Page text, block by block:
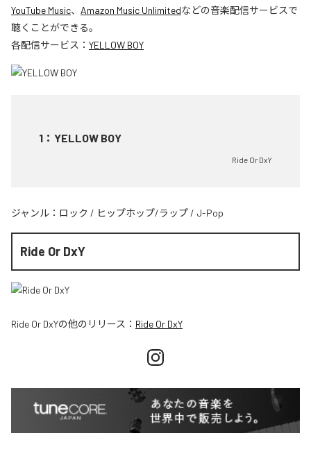
YouTube Music、 Amazon Music Unlimitedなどの音楽配信サービスで
聴くことができる。
各配信サービス： YELLOW BOY
1 ： YELLOW BOY
Ride Or DxY
ジャンル： ロック / ヒップホップ/ラップ / J-Pop
Ride Or DxY
Ride Or DxYの他のリリース： Ride Or DxY